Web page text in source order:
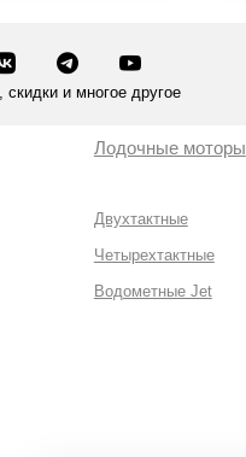
скидки и многое другое
Лодочные моторы
Двухтактные
Четырехтактные
Водометные Jet